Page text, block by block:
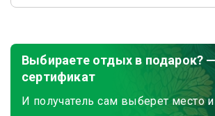
Выбираете отдых в подарок?
сертификат
И получатель сам выберет место